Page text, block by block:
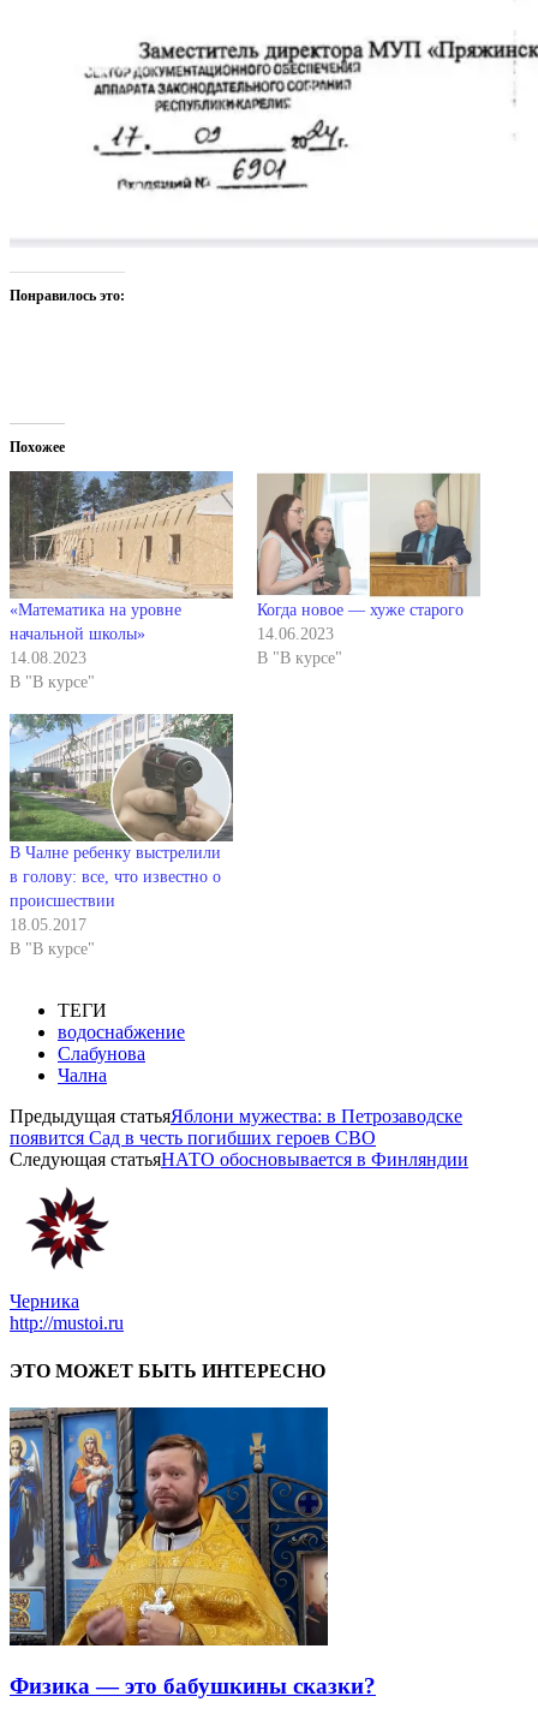
Понравилось это:
Похожее
«Математика на уровне
начальной школы»
14.08.2023
В "В курсе"
Когда новое — хуже старого
14.06.2023
В "В курсе"
В Чалне ребенку выстрелили
в голову: все, что известно о
происшествии
18.05.2017
В "В курсе"
ТЕГИ
водоснабжение
Слабунова
Чална
Предыдущая статьяЯблони мужества: в Петрозаводске
появится Сад в честь погибших героев СВО
Следующая статьяНАТО обосновывается в Финляндии
Черника
http://mustoi.ru
ЭТО МОЖЕТ БЫТЬ ИНТЕРЕСНО
Физика — это бабушкины сказки?